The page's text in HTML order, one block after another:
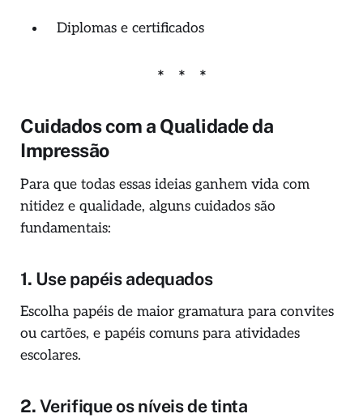
Diplomas e certificados
Cuidados com a Qualidade da
Impressão
Para que todas essas ideias ganhem vida com
nitidez e qualidade, alguns cuidados são
fundamentais:
1. Use papéis adequados
Escolha papéis de maior gramatura para convites
ou cartões, e papéis comuns para atividades
escolares.
2.Verifique os níveis de tinta